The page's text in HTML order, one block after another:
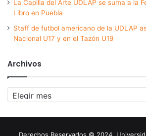
La Capilla del Arte UDLAP se suma a la
Libro en Puebla
Staff de futbol americano de la UDLAP
Nacional U17 y en el Tazón U19
Archivos
Archivos